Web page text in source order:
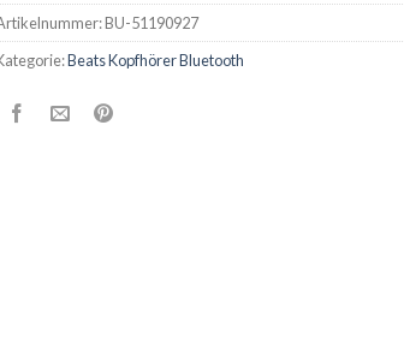
BU-51190927
Beats Kopfhörer Bluetooth